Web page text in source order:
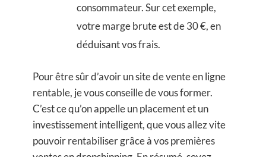
consommateur. Sur cet exemple,
votre marge brute est de 30 €, en
déduisant vos frais.
Pour être sûr d’avoir un site de vente en ligne
rentable, je vous conseille de vous former.
C’est ce qu’on appelle un placement et un
investissement intelligent, que vous allez vite
pouvoir rentabiliser grâce à vos premières